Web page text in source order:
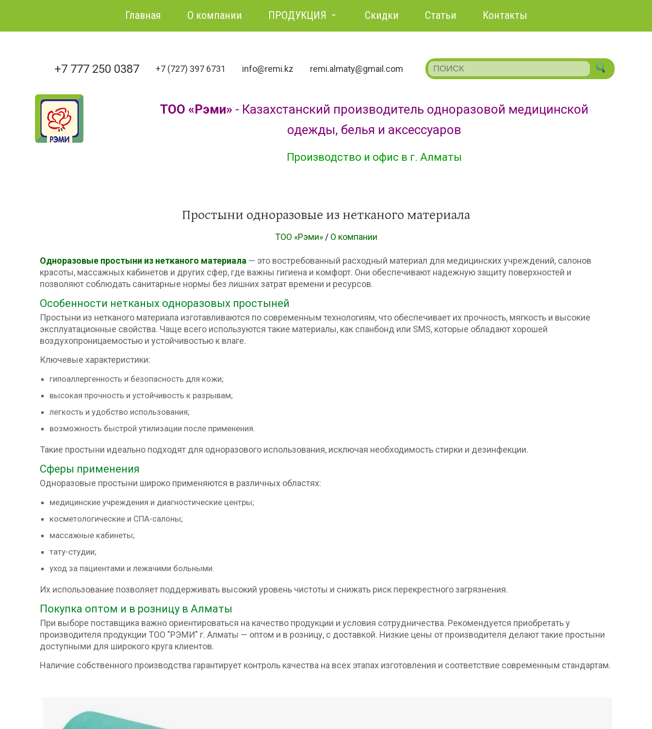
Главная О компании ПРОДУКЦИЯ Скидки Статьи Контакты
+7 777 250 0387 +7 (727) 397 6731 info@remi.kz remi.almaty@gmail.com
ТОО «Рэми» - Казахстанский производитель одноразовой медицинской
одежды, белья и аксессуаров
Производство и офис в г. Алматы
Простыни одноразовые из нетканого материала
ТОО «Рэми» / О компании
Одноразовые простыни из нетканого материала — это востребованный расходный материал для медицинских учреждений, салонов
красоты, массажных кабинетов и других сфер, где важны гигиена и комфорт. Они обеспечивают надежную защиту поверхностей и
позволяют соблюдать санитарные нормы без лишних затрат времени и ресурсов.
Особенности нетканых одноразовых простыней
Простыни из нетканого материала изготавливаются по современным технологиям, что обеспечивает их прочность, мягкость и высокие
эксплуатационные свойства. Чаще всего используются такие материалы, как спанбонд или SMS, которые обладают хорошей
воздухопроницаемостью и устойчивостью к влаге.
Ключевые характеристики:
гипоаллергенность и безопасность для кожи;
высокая прочность и устойчивость к разрывам;
легкость и удобство использования;
возможность быстрой утилизации после применения.
Такие простыни идеально подходят для одноразового использования, исключая необходимость стирки и дезинфекции.
Сферы применения
Одноразовые простыни широко применяются в различных областях:
медицинские учреждения и диагностические центры;
косметологические и СПА-салоны;
массажные кабинеты;
тату-студии;
уход за пациентами и лежачими больными.
Их использование позволяет поддерживать высокий уровень чистоты и снижать риск перекрестного загрязнения.
Покупка оптом и в розницу в Алматы
При выборе поставщика важно ориентироваться на качество продукции и условия сотрудничества. Рекомендуется приобретать у
производителя продукции ТОО "РЭМИ" г. Алматы — оптом и в розницу, с доставкой. Низкие цены от производителя делают такие простыни
доступными для широкого круга клиентов.
Наличие собственного производства гарантирует контроль качества на всех этапах изготовления и соответствие современным стандартам.